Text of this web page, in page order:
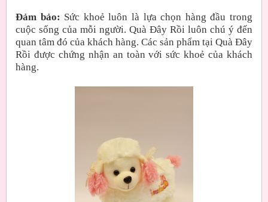
Đảm bảo: Sức khoẻ luôn là lựa chọn hàng đầu trong
cuộc sống của mỗi người. Quà Đây Rồi luôn chú ý đến
quan tâm đó của khách hàng. Các sản phẩm tại Quà Đây
Rồi được chứng nhận an toàn với sức khoẻ của khách
hàng.